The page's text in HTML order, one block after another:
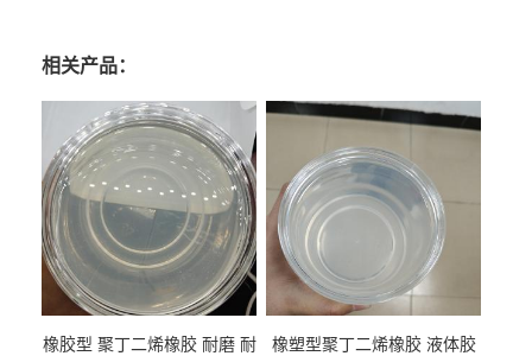
相关产品：
橡胶型 聚丁二烯橡胶 耐磨 耐
橡塑型聚丁二烯橡胶 液体胶